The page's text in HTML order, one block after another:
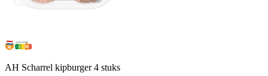
AH Scharrel kipburger 4 stuks